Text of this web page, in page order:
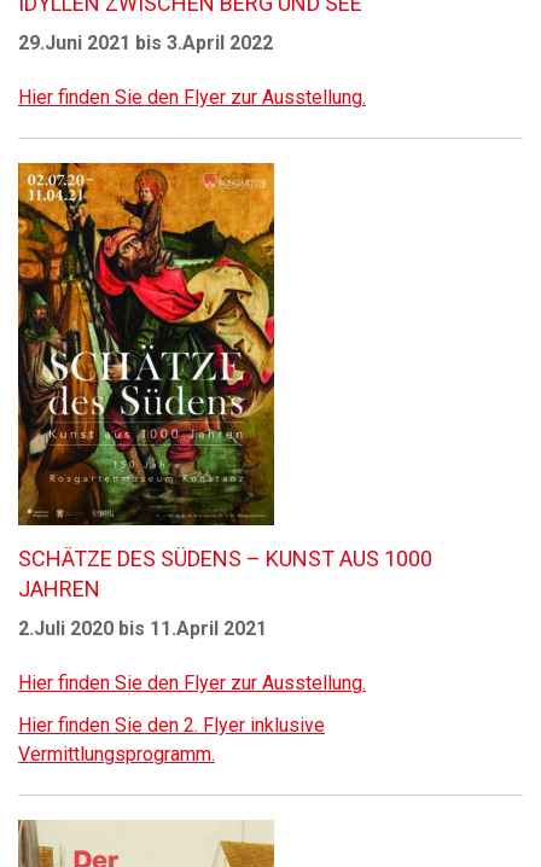
29.Juni 2021 bis 3.April 2022
Hier finden Sie den Flyer zur Ausstellung.
SCHÄTZE DES SÜDENS – KUNST AUS 1000
JAHREN
2.Juli 2020 bis 11.April 2021
Hier finden Sie den Flyer zur Ausstellung.
Hier finden Sie den 2. Flyer inklusive
Vermittlungsprogramm.